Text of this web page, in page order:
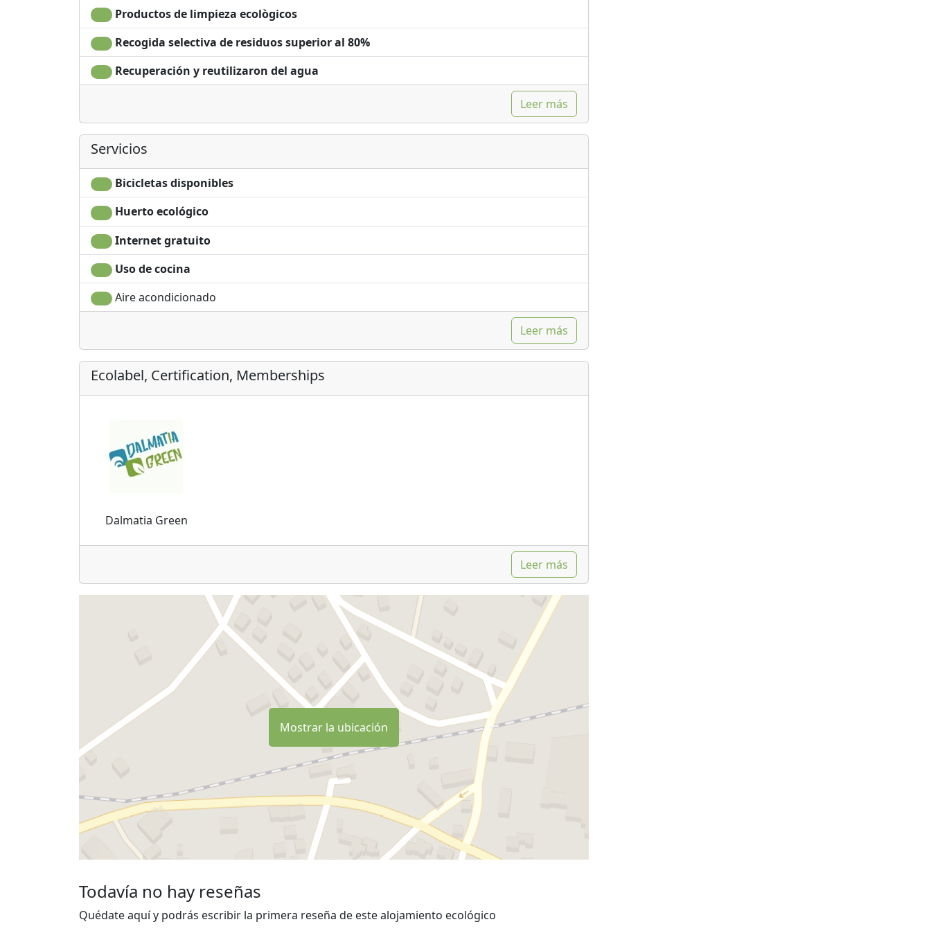
Productos de limpieza ecològicos
Recogida selectiva de residuos superior al 80%
Recuperación y reutilizaron del agua
Leer más
Servicios
Bicicletas disponibles
Huerto ecológico
Internet gratuito
Uso de cocina
Aire acondicionado
Leer más
Ecolabel, Certification, Memberships
Dalmatia Green
Leer más
Mostrar la ubicación
Todavía no hay reseñas
Quédate aquí y podrás escribir la primera reseña de este alojamiento ecológico